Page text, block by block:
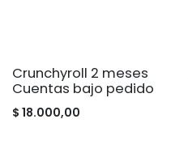
Crunchyroll 2 meses
Cuentas bajo pedido
$ 18.000,00